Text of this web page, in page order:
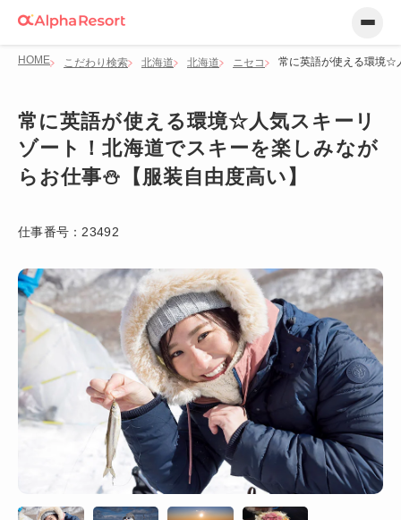
HOME こだわり検索 北海道 北海道 ニセコ 常に英語が使える環境☆
常に英語が使える環境☆人気スキーリ
ゾート！北海道でスキーを楽しみなが
らお仕事⛄【服装自由度高い】
仕事番号： 23492